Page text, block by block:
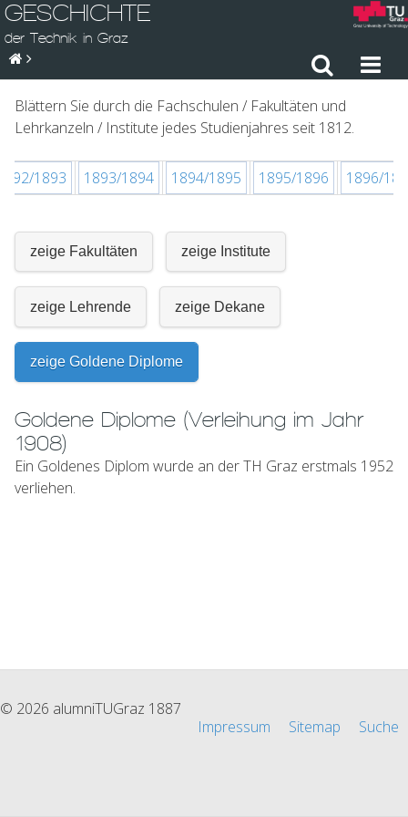
GESCHICHTE
der Technik in Graz
Blättern Sie durch die Fachschulen / Fakultäten und
Lehrkanzeln / Institute jedes Studienjahres seit 1812.
1893 1893/1894 1894/1895 1895/1896 1896/
zeige Fakultäten zeige Institute
zeige Lehrende zeige Dekane
zeige Goldene Diplome
Goldene Diplome (Verleihung im Jahr
1908)
Ein Goldenes Diplom wurde an der TH Graz erstmals 1952
verliehen.
© 2026 alumniTUGraz 1887
Impressum
Sitemap Suche